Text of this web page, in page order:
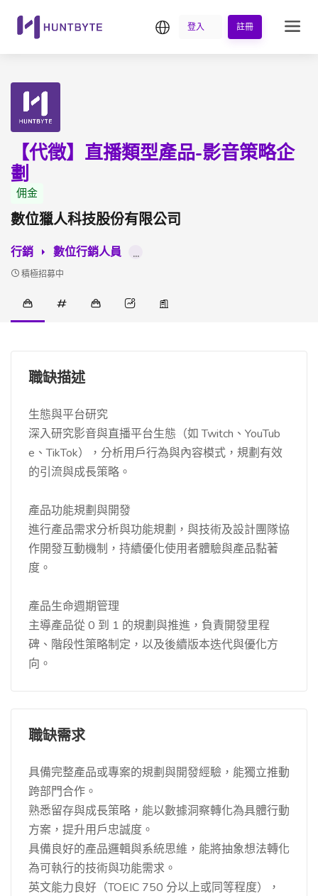
繁中登入 註冊
【代徵】直播類型產品-影音策略企
劃
佣金
數位獵人科技股份有限公司
行銷 數位行銷人員 ...
積極招募中
職缺描述
生態與平台研究
深入研究影音與直播平台生態（如 Twitch、YouTub
e、TikTok），分析用戶行為與內容模式，規劃有效
的引流與成長策略。
產品功能規劃與開發
進行產品需求分析與功能規劃，與技術及設計團隊協
作開發互動機制，持續優化使用者體驗與產品黏著
度。
產品生命週期管理
主導產品從 0 到 1 的規劃與推進，負責開發里程
碑、階段性策略制定，以及後續版本迭代與優化方
向。
職缺需求
具備完整產品或專案的規劃與開發經驗，能獨立推動
跨部門合作。
熟悉留存與成長策略，能以數據洞察轉化為具體行動
方案，提升用戶忠誠度。
具備良好的產品邏輯與系統思維，能將抽象想法轉化
為可執行的技術與功能需求。
英文能力良好（TOEIC 750 分以上或同等程度），